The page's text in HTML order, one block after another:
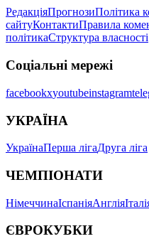
РедакціяПрогнозиПолітика
сайтуКонтактиПравила
політикаСтруктура власності
Соціальні мережі
facebookxyoutubeinstagram
УКРАЇНА
УкраїнаПерша лігаДруга ліга
ЧЕМПІОНАТИ
НімеччинаІспаніяАнглія
ЄВРОКУБКИ